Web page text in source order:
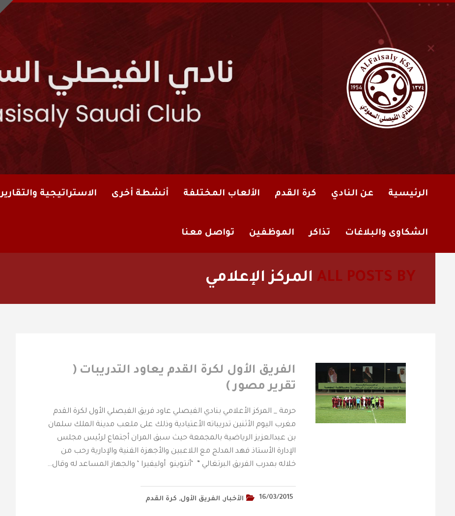
الرئيسية عن النادي كرة القدم الألعاب المختلفة أنشطة أخرى الاستراتيجية والتقارير
الشكاوى والبلاغات تذاكر الموظفين تواصل معنا
ALL POSTS BY المركز الإعلامي
الفريق الأول لكرة القدم يعاود التدريبات (
تقرير مصور )
حرمة _ المركز الأعلامي بنادي الفيصلي ‎عاود فريق الفيصلي الأول لكرة القدم
مغرب اليوم الأثنين تدريباته الأعتيادية وذلك على ملعب مدينة الملك سلمان
بن عبدالعزيز الرياضية بالمجمعة حيث سبق المران أجتماع لرئيس مجلس
الإدارة الأستاذ فهد المدلج مع اللاعبين والأجهزة الفنية والإدارية رحب من
خلاله بمدرب الفريق البرتغالي ” ‘أنتوينو أوليفيرا ‘ والجهاز المساعد له وقال…
16/03/2015 الأخبار, الفريق الأول, كرة القدم